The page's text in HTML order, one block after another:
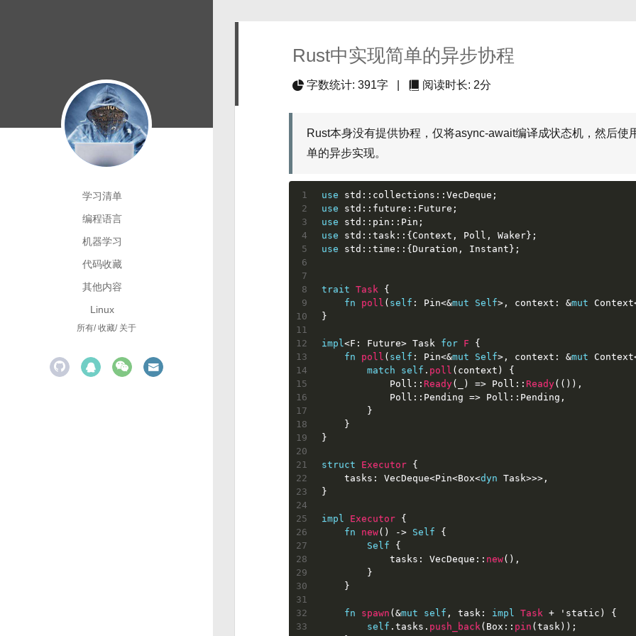
学习清单
编程语言
机器学习
代码收藏
其他内容
Linux
所有 收藏 关于
Rust中实现简单的异步协程
字数统计: 391字 阅读时长: 2分
Rust本身没有提供协程，仅将async-await编译成状态机，然后
单的异步实现。
1
2
3
4
5
6
7
8
9
10
11
12
13
14
15
16
17
18
19
20
21
22
23
24
25
26
27
28
29
30
31
32
33
use std::collections::VecDeque;
use std::future::Future;
use std::pin::Pin;
use std::task::{Context, Poll, Waker};
use std::time::{Duration, Instant};
trait Task {
fn
poll ( self : Pin<&mut Self>, context: &mut
}
impl<F: Future> Task for F {
fn
poll ( self : Pin<&mut Self>, context: &mut
match
self . poll (context) {
            Poll::
Ready(_) => Poll:: Ready(()),
            Poll::Pending => Poll::Pending,
        }
    }
}
struct Executor {
    tasks: VecDeque<Pin<
Box<dyn Task>>>,
}
impl Executor {
fn
new() -> Self {
Self {
            tasks: VecDeque::
new(),
        }
    }
fn spawn (&mut self , task: impl Task + 'static ) {
self .tasks. push_back( Box :: pin (task));